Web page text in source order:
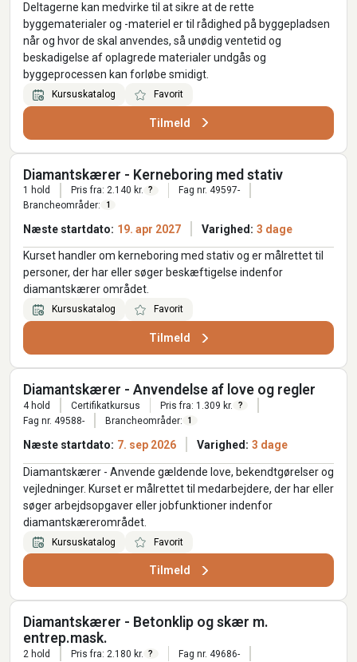
Deltagerne kan medvirke til at sikre at de rette
byggematerialer og -materiel er til rådighed på byggepladsen
når og hvor de skal anvendes, så unødig ventetid og
beskadigelse af oplagrede materialer undgås og
byggeprocessen kan forløbe smidigt.
Kursuskatalog Favorit
Tilmeld
Diamantskærer - Kerneboring med stativ
1 hold Pris fra: 2.140 kr. ?
Fag nr. 49597-
Brancheområder:
1
Næste startdato: 19. apr 2027 Varighed: 3 dage
Kurset handler om kerneboring med stativ og er målrettet til
personer, der har eller søger beskæftigelse indenfor
diamantskærer området.
Kursuskatalog Favorit
Tilmeld
Diamantskærer - Anvendelse af love og regler
4 hold Certifikatkursus Pris fra: 1.309 kr. ?
Fag nr. 49588- Brancheområder: 1
Næste startdato: 7. sep 2026 Varighed: 3 dage
Diamantskærer - Anvende gældende love, bekendtgørelser og
vejledninger. Kurset er målrettet til medarbejdere, der har eller
søger arbejdsopgaver eller jobfunktioner indenfor
diamantskærerområdet.
Kursuskatalog Favorit
Tilmeld
Diamantskærer - Betonklip og skær m.
entrep.mask.
2 hold Pris fra: 2.180 kr. ?
Fag nr. 49686-